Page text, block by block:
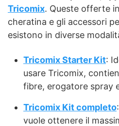
Tricomix. Queste offerte
cheratina e gli accessori
esistono in diverse
Tricomix Starter Kit:
usare Tricomix,
fibre, erogatore spray
Tricomix Kit completo
vuole ottenere il